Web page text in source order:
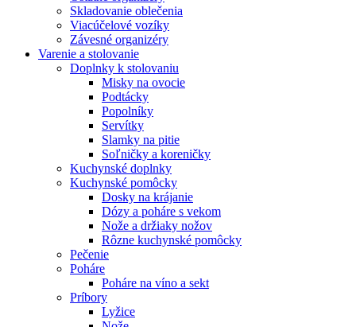
Skladovanie oblečenia
Viacúčelové vozíky
Závesné organizéry
Varenie a stolovanie
Doplnky k stolovaniu
Misky na ovocie
Podtácky
Popolníky
Servítky
Slamky na pitie
Soľničky a koreničky
Kuchynské doplnky
Kuchynské pomôcky
Dosky na krájanie
Dózy a poháre s vekom
Nože a držiaky nožov
Rôzne kuchynské pomôcky
Pečenie
Poháre
Poháre na víno a sekt
Príbory
Lyžice